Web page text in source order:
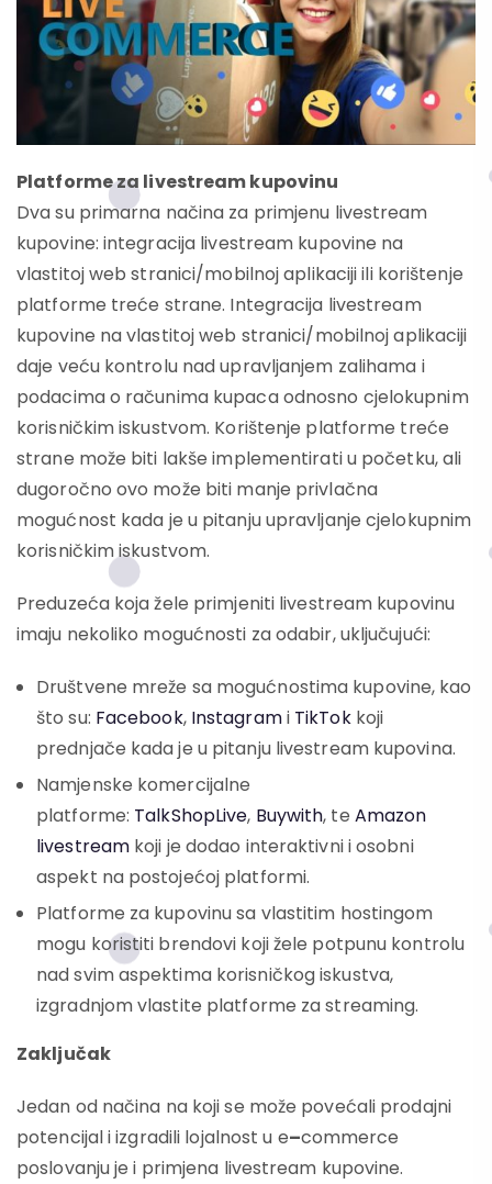
Platforme za livestream kupovinu
Dva su primarna načina za primjenu livestream
kupovine: integracija livestream kupovine na
vlastitoj web stranici/mobilnoj aplikaciji ili korištenje
platforme treće strane. Integracija livestream
kupovine na vlastitoj web stranici/mobilnoj aplikaciji
daje veću kontrolu nad upravljanjem zalihama i
podacima o računima kupaca odnosno cjelokupnim
korisničkim iskustvom. Korištenje platforme treće
strane može biti lakše implementirati u početku, ali
dugoročno ovo može biti manje privlačna
mogućnost kada je u pitanju upravljanje cjelokupnim
korisničkim iskustvom.
Preduzeća koja žele primjeniti livestream kupovinu
imaju nekoliko mogućnosti za odabir, uključujući:
Društvene mreže sa mogućnostima kupovine, kao
što su: Facebook, Instagrami TikTokkoji
prednjače kada je u pitanju livestream kupovina.
Namjenske komercijalne
platforme: TalkShopLive, Buywith, te Amazon
livestream koji je dodao interaktivni i osobni
aspekt na postojećoj platformi.
Platforme za kupovinu sa vlastitim hostingom
mogu koristiti brendovi koji žele potpunu kontrolu
nad svim aspektima korisničkog iskustva,
izgradnjom vlastite platforme za streaming.
Zaključak
Jedan od načina na koji se može povećali prodajni
potencijal i izgradili lojalnost u e–commerce
poslovanju je i primjena livestream kupovine.